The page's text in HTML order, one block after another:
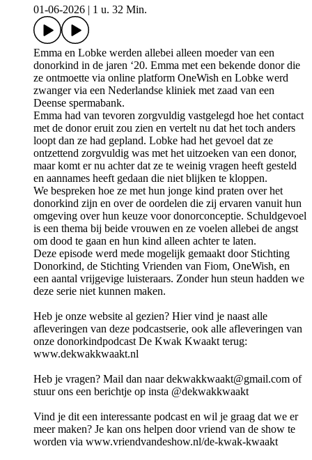
01-06-2026
1 u. 32 Min.
Emma en Lobke werden allebei alleen moeder van een
donorkind in de jaren ‘20. Emma met een bekende donor die
ze ontmoette via online platform OneWish en Lobke werd
zwanger via een Nederlandse kliniek met zaad van een
Deense spermabank.
Emma had van tevoren zorgvuldig vastgelegd hoe het contact
met de donor eruit zou zien en vertelt nu dat het toch anders
loopt dan ze had gepland. Lobke had het gevoel dat ze
ontzettend zorgvuldig was met het uitzoeken van een donor,
maar komt er nu achter dat ze te weinig vragen heeft gesteld
en aannames heeft gedaan die niet blijken te kloppen.
We bespreken hoe ze met hun jonge kind praten over het
donorkind zijn en over de oordelen die zij ervaren vanuit hun
omgeving over hun keuze voor donorconceptie. Schuldgevoel
is een thema bij beide vrouwen en ze voelen allebei de angst
om dood te gaan en hun kind alleen achter te laten.
Deze episode werd mede mogelijk gemaakt door Stichting
Donorkind, de Stichting Vrienden van Fiom, OneWish, en
een aantal vrijgevige luisteraars. Zonder hun steun hadden we
deze serie niet kunnen maken.
Heb je onze website al gezien? Hier vind je naast alle
afleveringen van deze podcastserie, ook alle afleveringen van
onze donorkindpodcast De Kwak Kwaakt terug:
www.dekwakkwaakt.nl
Heb je vragen? Mail dan naar dekwakkwaakt@gmail.com of
stuur ons een berichtje op insta @dekwakkwaakt
Vind je dit een interessante podcast en wil je graag dat we er
meer maken? Je kan ons helpen door vriend van de show te
worden via www.vriendvandeshow.nl/de-kwak-kwaakt